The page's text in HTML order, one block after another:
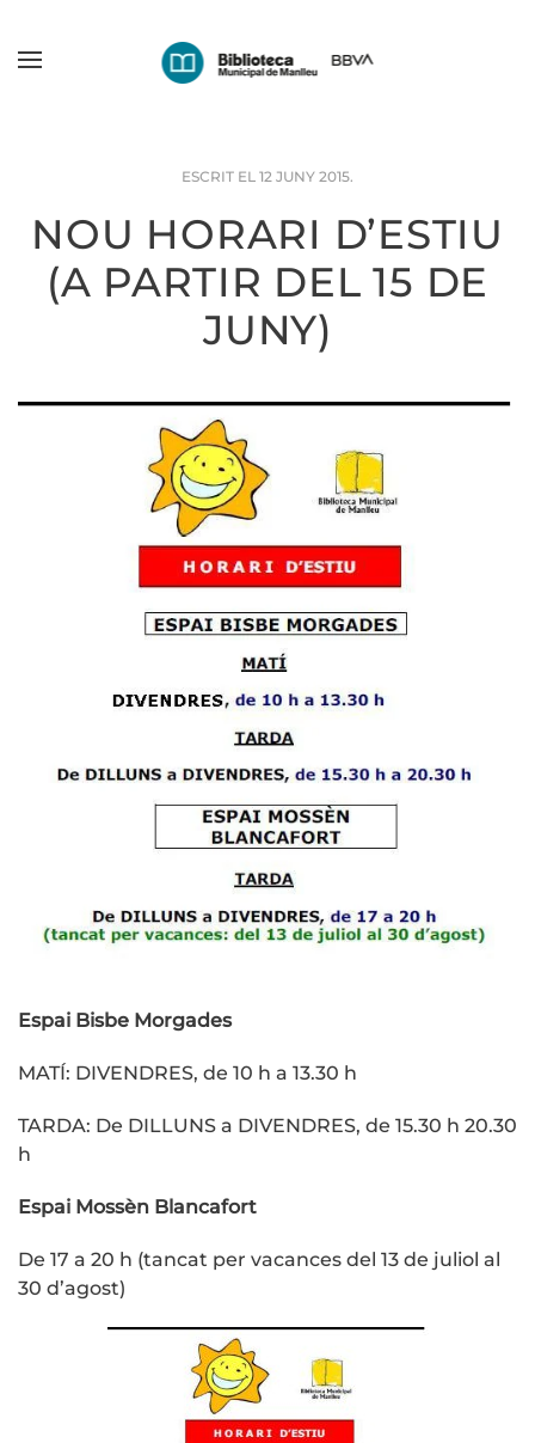
ESCRIT EL 12 JUNY 2015.
NOU HORARI D’ESTIU
(A PARTIR DEL 15 DE
JUNY)
Espai Bisbe Morgades
MATÍ: DIVENDRES, de 10 h a 13.30 h
TARDA: De DILLUNS a DIVENDRES, de 15.30 h 20.30
h
Espai Mossèn Blancafort
De 17 a 20 h (tancat per vacances del 13 de juliol al
30 d’agost)